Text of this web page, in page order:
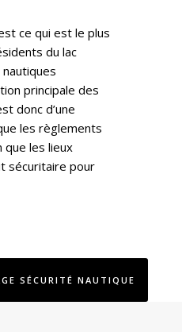
ce qui est le plus
du lac
principale des
donc d’une
les règlements
les lieux
sécuritaire pour
SÉCURITÉ NAUTIQUE